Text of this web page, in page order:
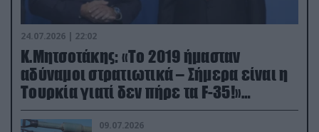
24.07.2026 | 22:02
Κ.Μητσοτάκης: «Το 2019 ήμασταν
αδύναμοι στρατιωτικά – Σήμερα είναι η
Τουρκία γιατί δεν πήρε τα F-35!»
(βίντεο)
09.07.2026